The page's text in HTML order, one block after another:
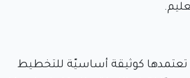
تعتمدها كوثيقة أساسيّة للتخطيط